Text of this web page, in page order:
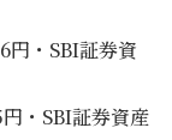
・SBI証券資
・SBI証券資産